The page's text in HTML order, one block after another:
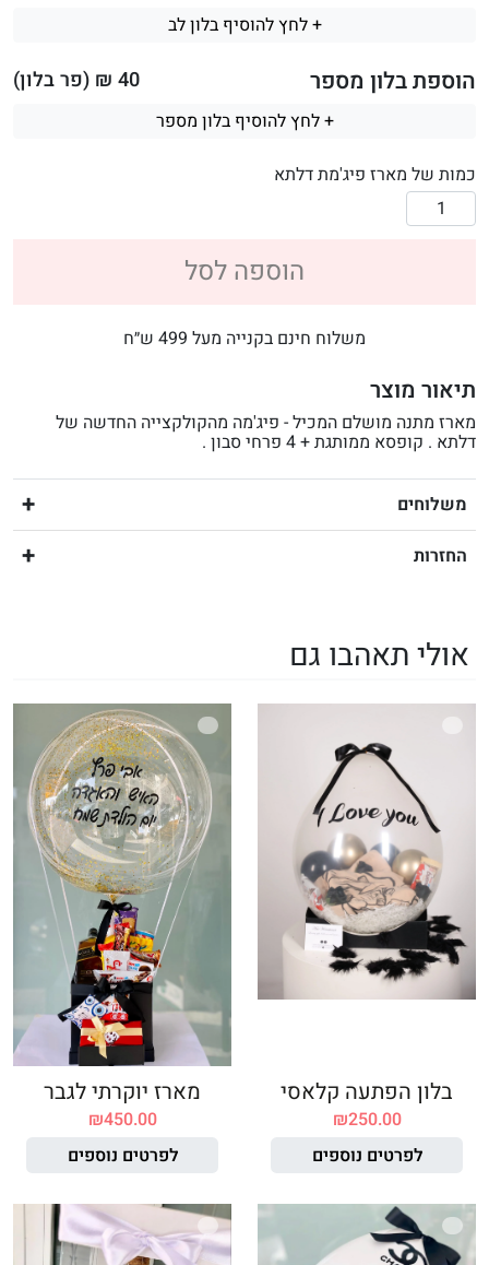
+ לחץ להוסיף בלון לב
הוספת בלון מספר 40 ₪ (פר בלון)
+ לחץ להוסיף בלון מספר
כמות של מארז פיג'מת דלתא
הוספה לסל
משלוח חינם בקנייה מעל 499 ש״ח
תיאור מוצר
מארז מתנה מושלם המכיל - פיג'מה מהקולקצייה החדשה של
דלתא . קופסא ממותגת + 4 פרחי סבון .
משלוחים
החזרות
אולי תאהבו גם
בלון הפתעה קלאסי
₪250.00
לפרטים נוספים
מארז יוקרתי לגבר
₪450.00
לפרטים נוספים